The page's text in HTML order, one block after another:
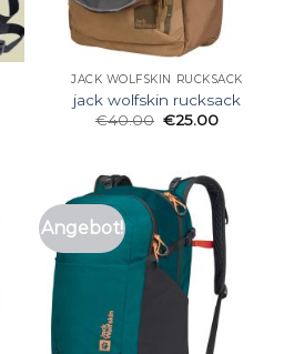
JACK WOLFSKIN RUCKSACK
jack wolfskin rucksack
€40.00 €25.00
Angebot!